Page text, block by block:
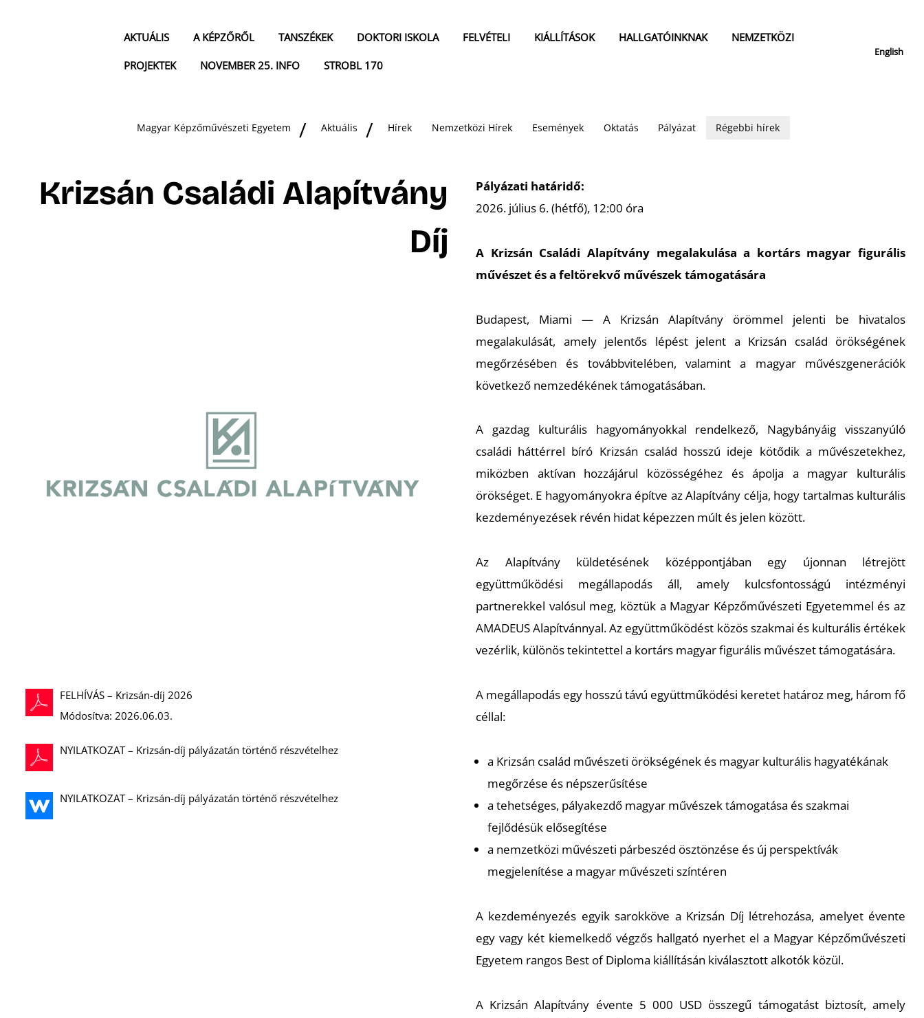
AKTUÁLIS A KÉPZŐRŐL TANSZÉKEK DOKTORI ISKOLA FELVÉTELI KIÁLLÍTÁSOK HALLGATÓINKNAK
NEMZETKÖZI
PROJEKTEK
NOVEMBER 25. INFO STROBL 170
English
Magyar Képzőművészeti Egyetem Aktuális Hírek Nemzetközi Hírek Események Oktatás Pályázat Régebbi hírek
Krizsán Családi Alapítvány
Díj
FELHÍVÁS – Krizsán-díj 2026
Módosítva: 2026.06.03.
NYILATKOZAT – Krizsán-díj pályázatán történő részvételhez
NYILATKOZAT – Krizsán-díj pályázatán történő részvételhez
Pályázati határidő:
2026. július 6. (hétfő), 12:00 óra
A Krizsán Családi Alapítvány megalakulása a kortárs magyar figurális
művészet és a feltörekvő művészek támogatására
Budapest, Miami — A Krizsán Alapítvány örömmel jelenti be hivatalos
megalakulását, amely jelentős lépést jelent a Krizsán család örökségének
megőrzésében és továbbvitelében, valamint a magyar művészgenerációk
következő nemzedékének támogatásában.
A gazdag kulturális hagyományokkal rendelkező, Nagybányáig visszanyúló
családi háttérrel bíró Krizsán család hosszú ideje kötődik a művészetekhez,
miközben aktívan hozzájárul közösségéhez és ápolja a magyar kulturális
örökséget. E hagyományokra építve az Alapítvány célja, hogy tartalmas kulturális
kezdeményezések révén hidat képezzen múlt és jelen között.
Az Alapítvány küldetésének középpontjában egy újonnan létrejött
együttműködési megállapodás áll, amely kulcsfontosságú intézményi
partnerekkel valósul meg, köztük a Magyar Képzőművészeti Egyetemmel és az
AMADEUS Alapítvánnyal. Az együttműködést közös szakmai és kulturális értékek
vezérlik, különös tekintettel a kortárs magyar figurális művészet támogatására.
A megállapodás egy hosszú távú együttműködési keretet határoz meg, három fő
céllal:
a Krizsán család művészeti örökségének és magyar kulturális hagyatékának
megőrzése és népszerűsítése
a tehetséges, pályakezdő magyar művészek támogatása és szakmai
fejlődésük elősegítése
a nemzetközi művészeti párbeszéd ösztönzése és új perspektívák
megjelenítése a magyar művészeti színtéren
A kezdeményezés egyik sarokköve a Krizsán Díj létrehozása, amelyet évente
egy vagy két kiemelkedő végzős hallgató nyerhet el a Magyar Képzőművészeti
Egyetem rangos Best of Diploma kiállításán kiválasztott alkotók közül.
A Krizsán Alapítvány évente 5 000 USD összegű támogatást biztosít, amely